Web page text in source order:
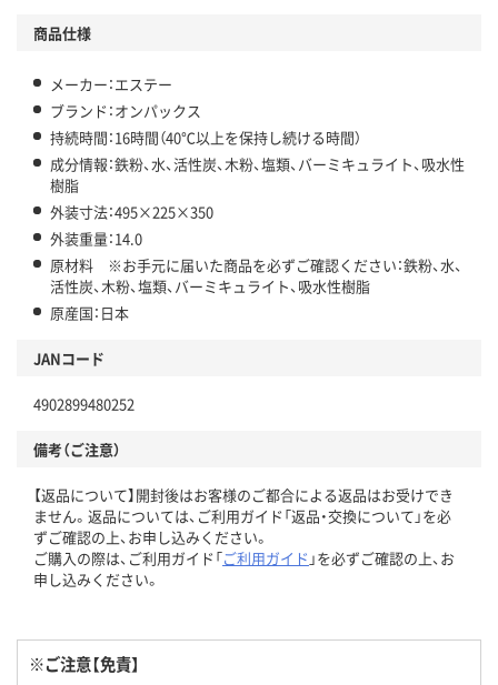
商品仕様
メーカー：エステー
ブランド：オンパックス
持続時間：16時間（40℃以上を保持し続ける時間）
成分情報：鉄粉、水、活性炭、木粉、塩類、バーミキュライト、吸水性
樹脂
外装寸法：495×225×350
外装重量：14.0
原材料 ※お手元に届いた商品を必ずご確認ください：鉄粉、水、
活性炭、木粉、塩類、バーミキュライト、吸水性樹脂
原産国：日本
JANコード
4902899480252
備考（ご注意）
【返品について】開封後はお客様のご都合による返品はお受けでき
ません。返品については、ご利用ガイド「返品・交換について」を必
ずご確認の上、お申し込みください。
ご購入の際は、ご利用ガイド「ご利用ガイド 」を必ずご確認の上、お
申し込みください。
※ご注意【免責】